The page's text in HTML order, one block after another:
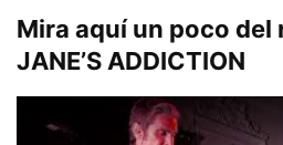
Mira aquí un poco del
JANE’S ADDICTION